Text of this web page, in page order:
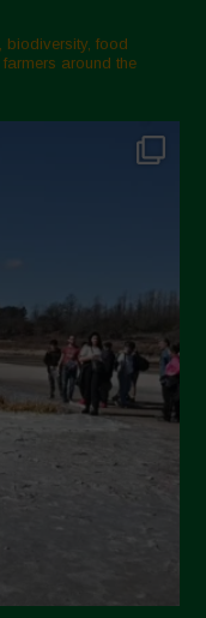
biodiversity, food
around the